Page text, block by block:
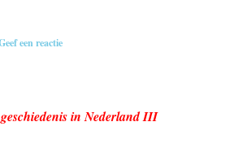
een reactie
in Nederland III